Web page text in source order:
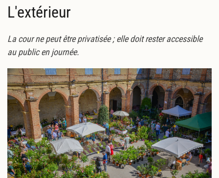
L'extérieur
La cour ne peut être privatisée ; elle doit rester accessible
au public en journée.